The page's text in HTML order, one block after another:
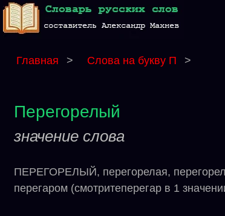
Главная > Слова на букву П >
Перегорелый
значение слова
ПЕРЕГОРЕЛЫЙ, перегорелая,
перегаром (смотритеперегар в 1